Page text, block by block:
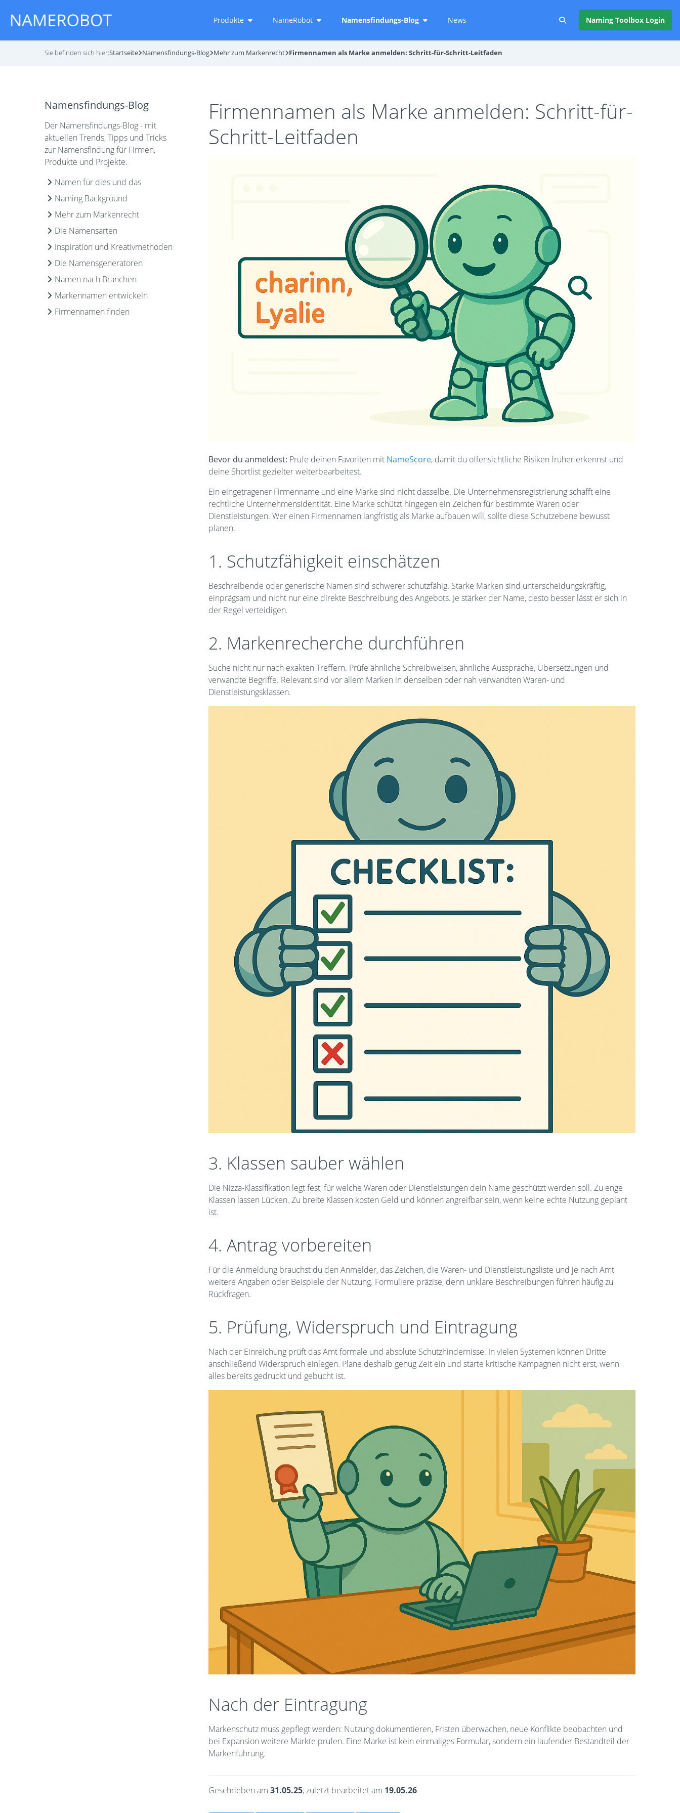
Produkte NameRobot Namensfindungs-Blog News Naming Toolbox Login
Sie befinden sich hier:Startseite Namensfindungs-Blog Mehr zum Markenrecht Firmennamen als Marke anmelden: Schritt-für-Schritt-Leitfaden
Firmennamen als Marke anmelden: Schritt-für-
Schritt-Leitfaden
Bevor du anmeldest: Prüfe deinen Favoriten mit NameScore, damit du offensichtliche Risiken früher erkennst und
deine Shortlist gezielter weiterbearbeitest.
Ein eingetragener Firmenname und eine Marke sind nicht dasselbe. Die Unternehmensregistrierung schafft eine
rechtliche Unternehmensidentität. Eine Marke schützt hingegen ein Zeichen für bestimmte Waren oder
Dienstleistungen. Wer einen Firmennamen langfristig als Marke aufbauen will, sollte diese Schutzebene bewusst
planen.
1. Schutzfähigkeit einschätzen
Beschreibende oder generische Namen sind schwerer schutzfähig. Starke Marken sind unterscheidungskräftig,
einprägsam und nicht nur eine direkte Beschreibung des Angebots. Je stärker der Name, desto besser lässt er sich in
der Regel verteidigen.
2. Markenrecherche durchführen
Suche nicht nur nach exakten Treffern. Prüfe ähnliche Schreibweisen, ähnliche Aussprache, Übersetzungen und
verwandte Begriffe. Relevant sind vor allem Marken in denselben oder nah verwandten Waren- und
Dienstleistungsklassen.
3. Klassen sauber wählen
Die Nizza-Klassifikation legt fest, für welche Waren oder Dienstleistungen dein Name geschützt werden soll. Zu enge
Klassen lassen Lücken. Zu breite Klassen kosten Geld und können angreifbar sein, wenn keine echte Nutzung geplant
ist.
4. Antrag vorbereiten
Für die Anmeldung brauchst du den Anmelder, das Zeichen, die Waren- und Dienstleistungsliste und je nach Amt
weitere Angaben oder Beispiele der Nutzung. Formuliere präzise, denn unklare Beschreibungen führen häufig zu
Rückfragen.
5. Prüfung, Widerspruch und Eintragung
Nach der Einreichung prüft das Amt formale und absolute Schutzhindernisse. In vielen Systemen können Dritte
anschließend Widerspruch einlegen. Plane deshalb genug Zeit ein und starte kritische Kampagnen nicht erst, wenn
alles bereits gedruckt und gebucht ist.
Nach der Eintragung
Markenschutz muss gepflegt werden: Nutzung dokumentieren, Fristen überwachen, neue Konflikte beobachten und
bei Expansion weitere Märkte prüfen. Eine Marke ist kein einmaliges Formular, sondern ein laufender Bestandteil der
Markenführung.
Geschrieben am 31.05.25, zuletzt bearbeitet am 19.05.26
Namensfindungs-Blog
Der Namensfindungs-Blog - mit
aktuellen Trends, Tipps und Tricks
zur Namensfindung für Firmen,
Produkte und Projekte.
Namen für dies und das
Naming Background
Mehr zum Markenrecht
Die Namensarten
Inspiration und Kreativmethoden
Die Namensgeneratoren
Namen nach Branchen
Markennamen entwickeln
Firmennamen finden